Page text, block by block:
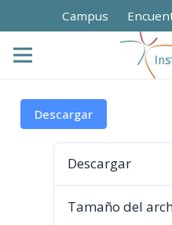
Campus
Descargar
Descargar
Tamaño del